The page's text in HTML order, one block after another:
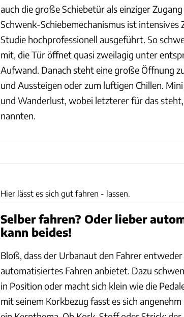
auch die große Schiebetür als einziger
Schwenk-Schiebemechanismus ist intensives
Studie hochprofessionell ausgeführt. So
mit, die Tür öffnet quasi zweilagig unter
Aufwand. Danach steht eine große Öffnung
und Aussteigen oder zum luftigen Chillen.
und Wanderlust, wobei letzterer für das
nannten.
Hier lässt es sich gut fahren - lassen.
Selber fahren? Oder lieber
kann beides!
Bloß, dass der Urbanaut den Fahrer
automatisiertes Fahren anbietet. Dazu
in Position oder macht sich klein wie die
mit seinem Korkbezug fasst es sich